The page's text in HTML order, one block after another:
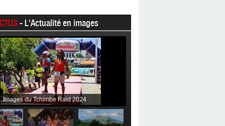
- L'Actualité en images
Images du Tchimbe Raid 2024